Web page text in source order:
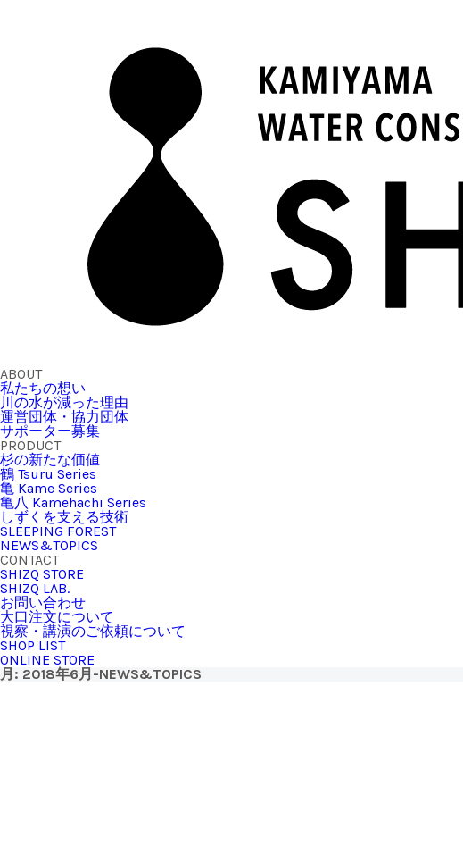
ABOUT
私たちの想い
川の水が減った理由
運営団体・協力団体
サポーター募集
PRODUCT
杉の新たな価値
鶴 Tsuru Series
亀 Kame Series
亀八 Kamehachi Series
しずくを支える技術
SLEEPING FOREST
NEWS&TOPICS
CONTACT
SHIZQ STORE
SHIZQ LAB.
お問い合わせ
大口注文について
視察・講演のご依頼について
SHOP LIST
ONLINE STORE
月: 2018年6月 -NEWS&TOPICS